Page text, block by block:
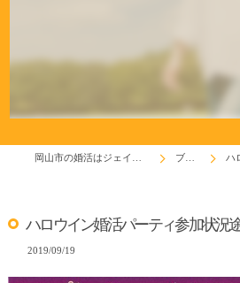
ブログ ハ
ハロウイン婚活パーティ参加状況
2019/09/19